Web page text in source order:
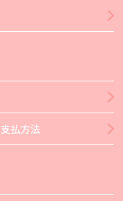
払方法